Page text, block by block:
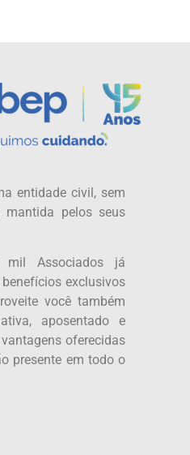
entidade civil, sem
mantida pelos seus
Associados já
exclusivos
você também
aposentado e
oferecidas
presente em todo o